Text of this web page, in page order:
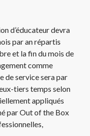
d’éducateur devra
par an répartis
et la fin du mois de
comme
de service sera par
tiers temps selon
appliqués
par Out of the Box